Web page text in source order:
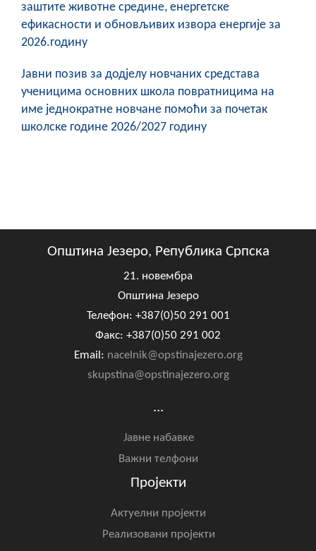
заштите животне средине, енергетске
ефикасности и обновљивих извора енергије за
2026.годину
Јавни позив за додјелу новчаних средстава
ученицима основних школа повратницима на
име једнократне новчане помоћи за почетак
школске године 2026/2027 годину
Општина Језеро, Република Српска
21. новембра
Општина Језеро
Телефон: +387(0)50 291 001
Факс: +387(0)50 291 002
Email: nacelnik@opstinajezero.org
skupstina@opstinajezero.org
...
Јавне набавке
Важни телфони
Пројекти
Актуелни пројекти
Реализовани пројекти